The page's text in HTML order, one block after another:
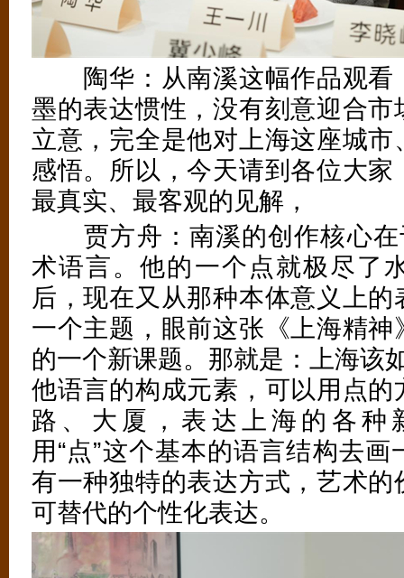
陶华：从南溪这幅作品观看
墨的表达惯性，没有刻意迎合
立意，完全是他对上海这座城
感悟。所以，今天请到各位大
最真实、最客观的见解，
贾方舟：南溪的创作核心在
术语言。他的一个点就极尽了
后，现在又从那种本体意义上
一个主题，眼前这张《上海精
的一个新课题。那就是：上海该
他语言的构成元素，可以用点
路、大厦，表达上海的各种
用“点”这个基本的语言结构去
有一种独特的表达方式，艺术
可替代的个性化表达。